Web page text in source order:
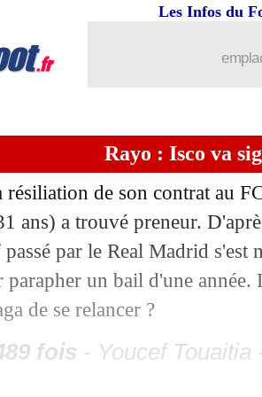
Les Infos du
Rayo : Isco va
de son contrat au
ans) a trouvé preneur.
par le Real Madrid s'est
parapher un bail d'une
de se relancer ?
fois - Youcef Touaitia
change encore de
: Moyes confirmé
pistes pour Dembélé
prétendant discute pour
: Raya, Brentford
Berlusconi, l'hommage du